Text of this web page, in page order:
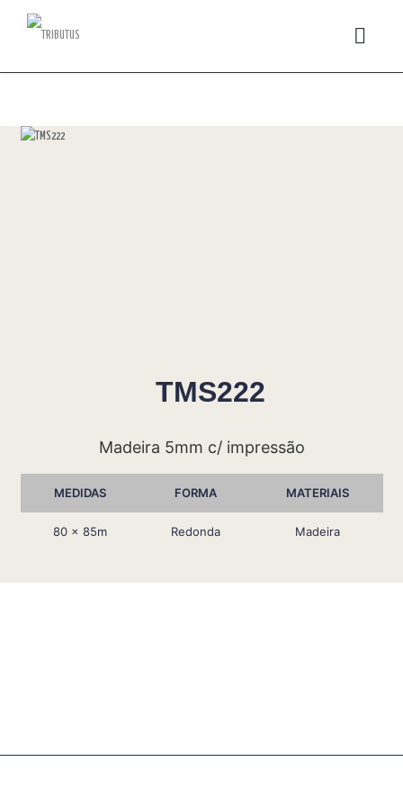
TMS222
Madeira 5mm c/ impressão
MEDIDAS FORMA MATERIAIS
80 x 85m Redonda Madeira